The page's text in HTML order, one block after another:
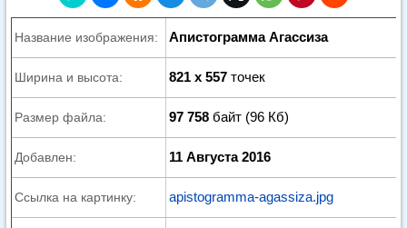
Название изображения: Апистограмма Агассиза
Ширина и высота: 821 x 557 точек
Размер файла: 97 758 байт (96 Кб)
Добавлен: 11 Августа 2016
Ссылка на картинку: apistogramma-agassiza.jpg